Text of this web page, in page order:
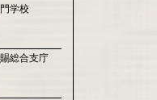
学校
総合支庁